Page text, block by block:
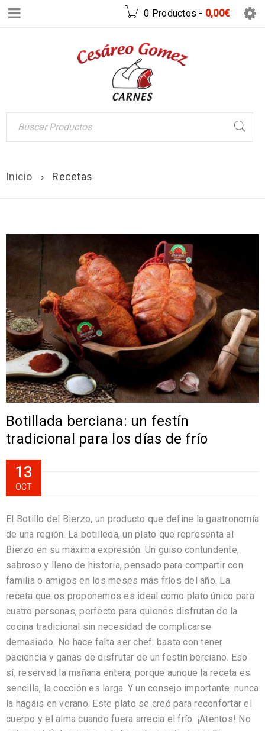
0 Productos - 0,00€
Inicio › Recetas
Botillada berciana: un festín
tradicional para los días de frío
13
OCT
El Botillo del Bierzo, un producto que define la gastronomía
de una región. La botilleda, un plato que representa al
Bierzo en su máxima expresión. Un guiso contundente,
sabroso y lleno de historia, pensado para compartir con
familia o amigos en los meses más fríos del año. La
receta que os proponemos es ideal como plato único para
cuatro personas, perfecto para quienes disfrutan de la
cocina tradicional sin necesidad de complicarse
demasiado. No hace falta ser chef: basta con tener
paciencia y ganas de disfrutar de un festín berciano. Eso
sí, reservad la mañana entera, porque aunque la receta es
sencilla, la cocción es larga. Y un consejo importante: nunca
la hagáis en verano. Este plato se creó para reconfortar el
cuerpo y el alma cuando fuera arrecia el frío. ¡Atentos! No